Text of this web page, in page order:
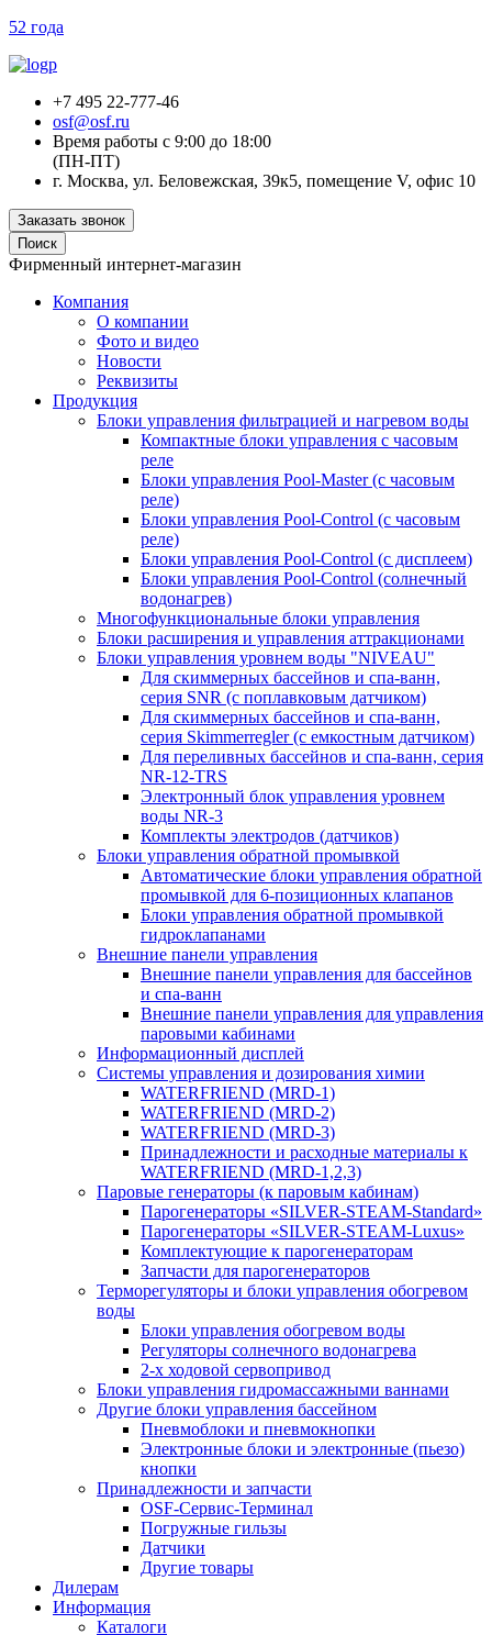
52 года
+7 495 22-777-46
osf@osf.ru
Время работы с 9:00 до 18:00
(ПН-ПТ)
г. Москва, ул. Беловежская, 39к5, помещение V, офис 10
Заказать звонок
Поиск
Фирменный интернет-магазин
Компания
О компании
Фото и видео
Новости
Реквизиты
Продукция
Блоки управления фильтрацией и нагревом воды
Компактные блоки управления с часовым
реле
Блоки управления Pool-Master (с часовым
реле)
Блоки управления Pool-Control (с часовым
реле)
Блоки управления Pool-Control (с дисплеем)
Блоки управления Pool-Control (солнечный
водонагрев)
Многофункциональные блоки управления
Блоки расширения и управления аттракционами
Блоки управления уровнем воды "NIVEAU"
Для скиммерных бассейнов и спа-ванн,
серия SNR (с поплавковым датчиком)
Для скиммерных бассейнов и спа-ванн,
серия Skimmerregler (с емкостным датчиком)
Для переливных бассейнов и спа-ванн, серия
NR-12-TRS
Электронный блок управления уровнем
воды NR-3
Комплекты электродов (датчиков)
Блоки управления обратной промывкой
Автоматические блоки управления обратной
промывкой для 6-позиционных клапанов
Блоки управления обратной промывкой
гидроклапанами
Внешние панели управления
Внешние панели управления для бассейнов
и спа-ванн
Внешние панели управления для управления
паровыми кабинами
Информационный дисплей
Системы управления и дозирования химии
WATERFRIEND (MRD-1)
WATERFRIEND (MRD-2)
WATERFRIEND (MRD-3)
Принадлежности и расходные материалы к
WATERFRIEND (MRD-1,2,3)
Паровые генераторы (к паровым кабинам)
Парогенераторы «SILVER-STEAM-Standard»
Парогенераторы «SILVER-STEAM-Luxus»
Комплектующие к парогенераторам
Запчасти для парогенераторов
Терморегуляторы и блоки управления обогревом
воды
Блоки управления обогревом воды
Регуляторы солнечного водонагрева
2-х ходовой сервопривод
Блоки управления гидромассажными ваннами
Другие блоки управления бассейном
Пневмоблоки и пневмокнопки
Электронные блоки и электронные (пьезо)
кнопки
Принадлежности и запчасти
OSF-Сервис-Терминал
Погружные гильзы
Датчики
Другие товары
Дилерам
Информация
Каталоги